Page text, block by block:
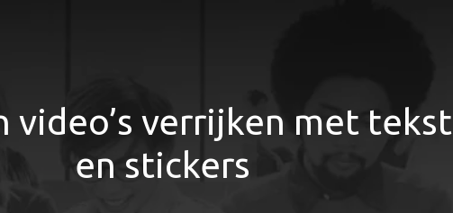
video’s verrijken met tekst
en stickers